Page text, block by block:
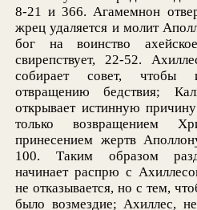
8-21 и 366. Агамемнон
жрец удаляется и молит
бог на воинство
свирепствует, 22-52.
собирает совет, чтобы
отвращению бедствия;
открывает истинную
только возвращением
принесением жертв
100. Таким образом
начинает распрю с
не отказывается, но с тем,
было возмездие; Ахиллес,